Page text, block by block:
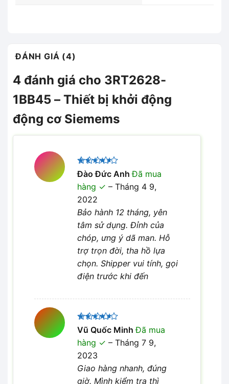
ĐÁNH GIÁ (4)
4 đánh giá cho 3RT2628-
1BB45 – Thiết bị khởi động
động cơ Siemems
Được
xếp hạng
45 sao
Đào Đức AnhĐã mua
hàng
– Tháng 4 9,
2022
Bảo hành 12 tháng, yên
tâm sử dụng. Đỉnh của
chóp, ưng ý dã man. Hỗ
trợ trọn đời, tha hồ lựa
chọn. Shipper vui tính, gọi
điện trước khi đến
Được
xếp hạng
45 sao
Vũ Quốc MinhĐã mua
hàng
– Tháng 7 9,
2023
Giao hàng nhanh, đúng
giờ. Mình kiểm tra thì